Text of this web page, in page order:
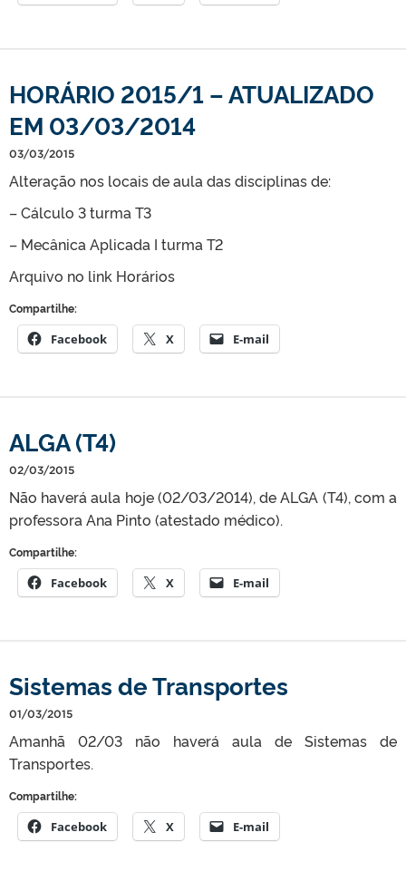
HORÁRIO 2015/1 – ATUALIZADO
EM 03/03/2014
03/03/2015
Alteração nos locais de aula das disciplinas de:
– Cálculo 3 turma T3
– Mecânica Aplicada I turma T2
Arquivo no link Horários
Compartilhe:
Facebook X E-mail
ALGA (T4)
02/03/2015
Não haverá aula hoje (02/03/2014), de ALGA (T4), com a
professora Ana Pinto (atestado médico).
Compartilhe:
Facebook X E-mail
Sistemas de Transportes
01/03/2015
Amanhã 02/03 não haverá aula de Sistemas de
Transportes.
Compartilhe:
Facebook X E-mail